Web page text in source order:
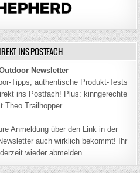
INS POSTFACH
Newsletter
Tipps, authentische Produkt-Tests
ins Postfach! Plus: kinngerechte
Theo Trailhopper
Anmeldung über den Link in der
auch wirklich bekommt! Ihr
wieder abmelden